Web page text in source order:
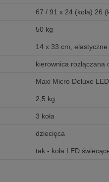
67 / 91 x 24 (koła) 26
50 kg
14 x 33 cm,
kierownica rozłączana
Maxi Micro Deluxe LED
2,5 kg
3 koła
dziecięca
tak - koła LED